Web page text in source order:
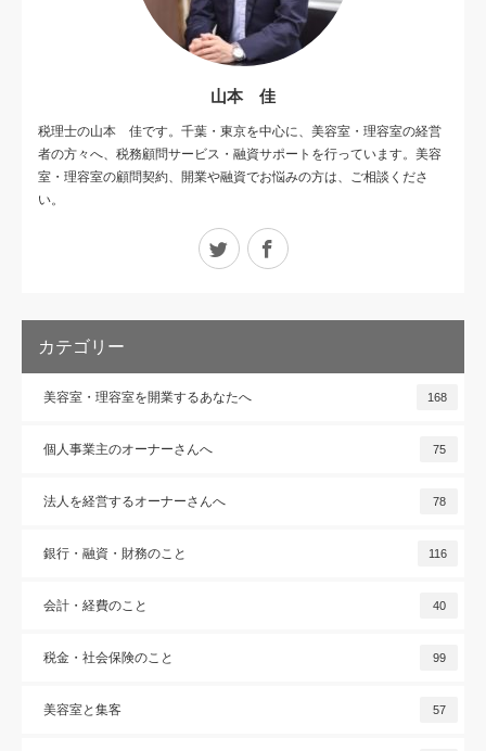
山本 佳
税理士の山本 佳です。千葉・東京を中心に、美容室・理容室の経営
者の方々へ、税務顧問サービス・融資サポートを行っています。美容
室・理容室の顧問契約、開業や融資でお悩みの方は、ご相談くださ
い。
Twitter Facebook
カテゴリー
美容室・理容室を開業するあなたへ 168
個人事業主のオーナーさんへ 75
法人を経営するオーナーさんへ 78
銀行・融資・財務のこと 116
会計・経費のこと 40
税金・社会保険のこと 99
美容室と集客 57